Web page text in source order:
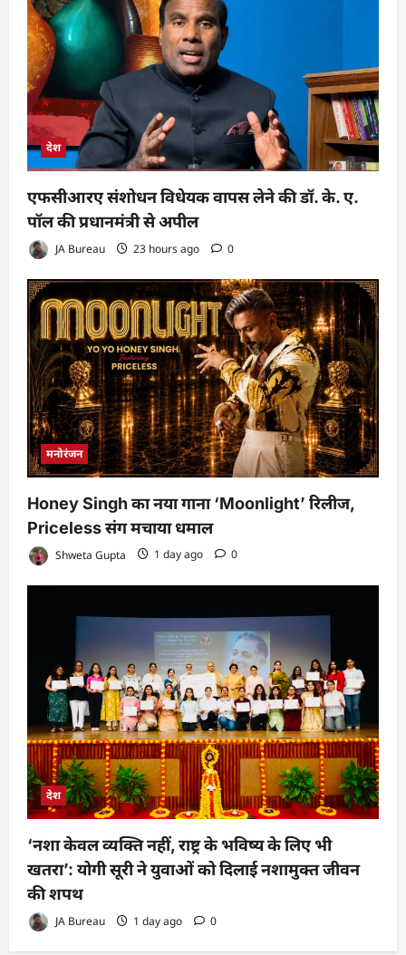
देश
एफसीआरए संशोधन विधेयक वापस लेने की डॉ. के. ए.
पॉल की प्रधानमंत्री से अपील
JA Bureau 23 hours ago 0
मनोरंजन
Honey Singh का नया गाना ‘Moonlight’ रिलीज,
Priceless संग मचाया धमाल
Shweta Gupta 1 day ago 0
देश
‘नशा केवल व्यक्ति नहीं, राष्ट्र के भविष्य के लिए भी
खतरा’: योगी सूरी ने युवाओं को दिलाई नशामुक्त जीवन
की शपथ
JA Bureau 1 day ago 0